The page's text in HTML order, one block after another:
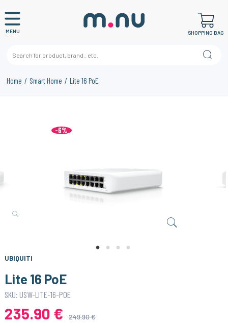
MENU SHOPPING BAG
Home Smart Home Lite 16 PoE
-6%
UBIQUITI
Lite 16 PoE
SKU: USW-LITE-16-POE
235.90 €
249.90 €